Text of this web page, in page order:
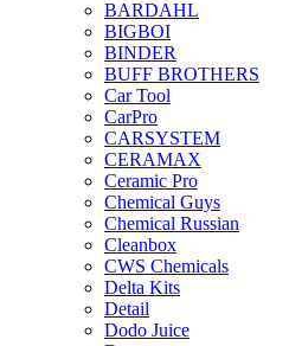
BARDAHL
BIGBOI
BINDER
BUFF BROTHERS
Car Tool
CarPro
CARSYSTEM
CERAMAX
Ceramic Pro
Chemical Guys
Chemical Russian
Cleanbox
CWS Chemicals
Delta Kits
Detail
Dodo Juice